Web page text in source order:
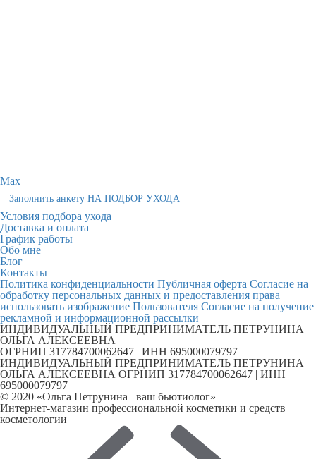
Max
Заполнить анкету НА ПОДБОР УХОДА
Условия подбора ухода
Доставка и оплата
График работы
Обо мне
Блог
Контакты
Политика конфиденциальности Публичная оферта Согласие на
обработку персональных данных и предоставления права
использовать изображение Пользователя Согласие на получение
рекламной и информационной рассылки
ИНДИВИДУАЛЬНЫЙ ПРЕДПРИНИМАТЕЛЬ ПЕТРУНИНА
ОЛЬГА АЛЕКСЕЕВНА
ОГРНИП 317784700062647 | ИНН 695000079797
ИНДИВИДУАЛЬНЫЙ ПРЕДПРИНИМАТЕЛЬ ПЕТРУНИНА
ОЛЬГА АЛЕКСЕЕВНА ОГРНИП 317784700062647 | ИНН
695000079797
© 2020 «Ольга Петрунина –ваш бьютиолог»
Интернет-магазин профессиональной косметики и средств
косметологии